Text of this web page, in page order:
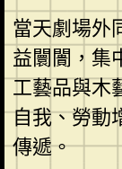
當天劇場外
益闤闠，集
工藝品與木
自我、勞動
傳遞。